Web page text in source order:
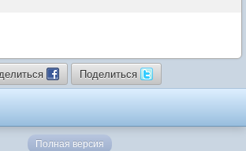
Поделиться
Полная версия